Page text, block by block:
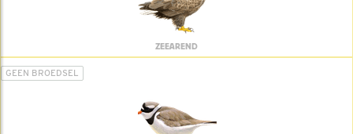
ZEEAREND
GEEN BROEDSEL